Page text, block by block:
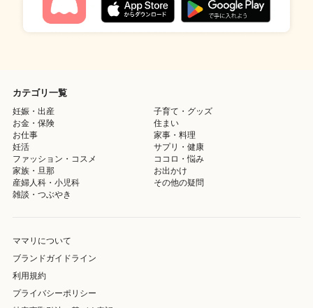
カテゴリ一覧
妊娠・出産
子育て・グッズ
お金・保険
住まい
お仕事
家事・料理
妊活
サプリ・健康
ファッション・コスメ
ココロ・悩み
家族・旦那
お出かけ
産婦人科・小児科
その他の疑問
雑談・つぶやき
ママリについて
ブランドガイドライン
利用規約
プライバシーポリシー